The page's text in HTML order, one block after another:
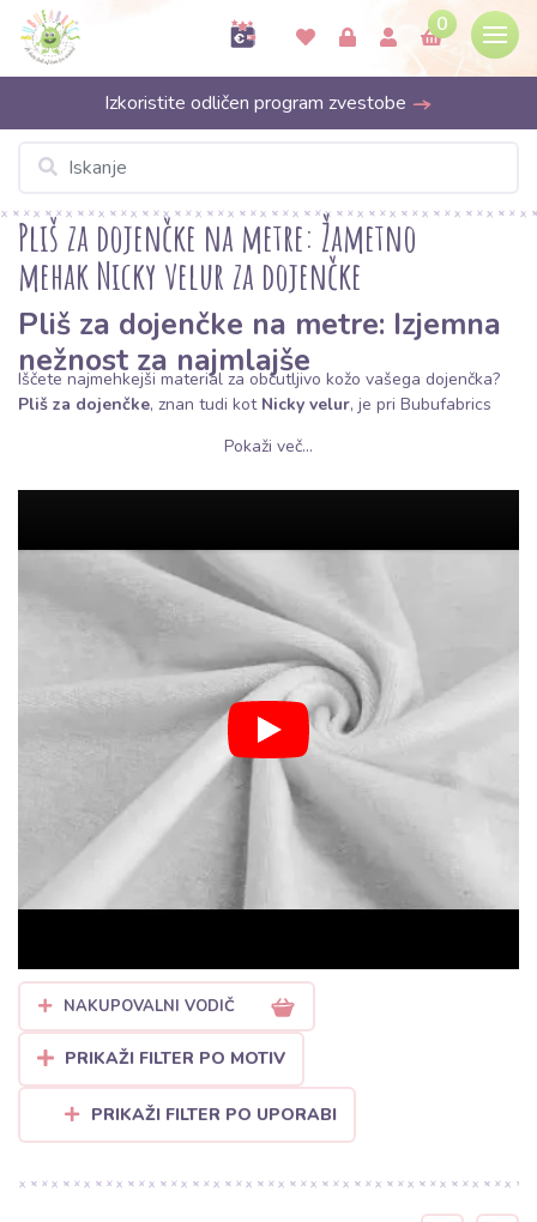
0
Izkoristite odličen program zvestobe
Pliš za dojenčke na metre: Žametno
mehak Nicky velur za dojenčke
Pliš za dojenčke na metre: Izjemna
nežnost za najmlajše
Iščete najmehkejši material za občutljivo kožo vašega dojenčka?
Pliš za dojenčke, znan tudi kot Nicky velur, je pri Bubufabrics
udobje. To pletenino odlikuje gosta, kratka in žametno mehka
Zakaj izbrati pliš za dojenčke pri
Bubufabrics?
Visok delež bombaža:Naša ponudba pliša vsebuje visok
odstotek bombaža, kar zagotavlja zračnost in naravno
udobje.
Certificirana varnost:Vsi naši pliši izpolnjujejo stroge
Oeko-Tex Standard 100
, zato so varni tudi za
novorojenčke.
Elastičnost in vzdržljivost:
Zaradi dodatka poliestra
blago ohrani svojo obliko tudi po številnih pranjih in se ne
Vsestranska uporaba:Sešijte komplete za dojenčke,
pajace, kape ali tople odejice za voziček.
Nasvet za šivanje:Priporočamo uporabo igle tipa „Jersey“ ali
„Stretch“ in tace z zgornjim transportom, da se plasti blaga ne
premikajo. Ne pozabite upoštevati smeri dlake za enoten videz
izdelka.
Pokaži več...
NAKUPOVALNI VODIČ
PRIKAŽI FILTER PO MOTIV
PRIKAŽI FILTER PO UPORABI